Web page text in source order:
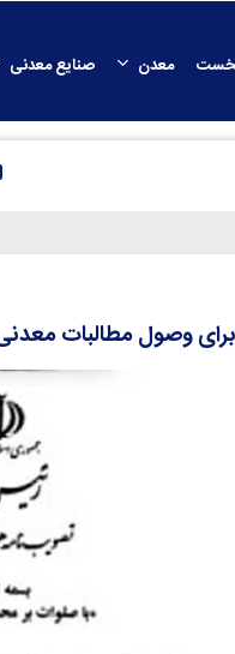
معدن صنایع معدنی
وصول مطالبات